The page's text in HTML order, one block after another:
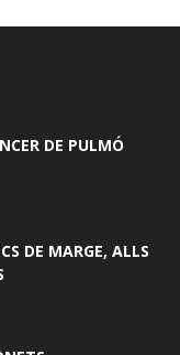
DE PULMÓ
DE MARGE, ALLS